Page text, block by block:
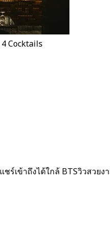
Cocktails
ชร์เข้าถึงได้ใกล้ BTSวิวสวยง